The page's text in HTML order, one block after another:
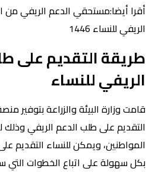
أقرا أيضا:مستحقي الدعم الريفي
الريفي للنساء 1446
طريقة التقديم على
الريفي للنساء
قامت وزارة البيئة والزراعة بتوفير
التقديم على طلب الدعم الريفي
المواطنين، ويمكن للنساء التقديم
بكل سهولة على اتباع الخطوات التي